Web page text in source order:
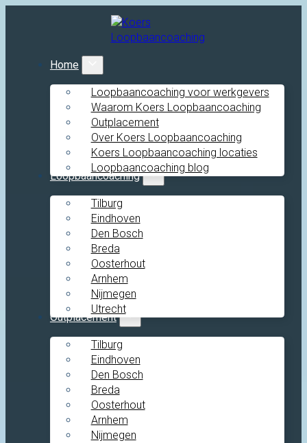
Home
Loopbaancoaching voor werkgevers
Waarom Koers Loopbaancoaching
Outplacement
Over Koers Loopbaancoaching
Koers Loopbaancoaching locaties
Loopbaancoaching blog
Loopbaancoaching
Tilburg
Eindhoven
Den Bosch
Breda
Oosterhout
Arnhem
Nijmegen
Utrecht
Outplacement
Tilburg
Eindhoven
Den Bosch
Breda
Oosterhout
Arnhem
Nijmegen